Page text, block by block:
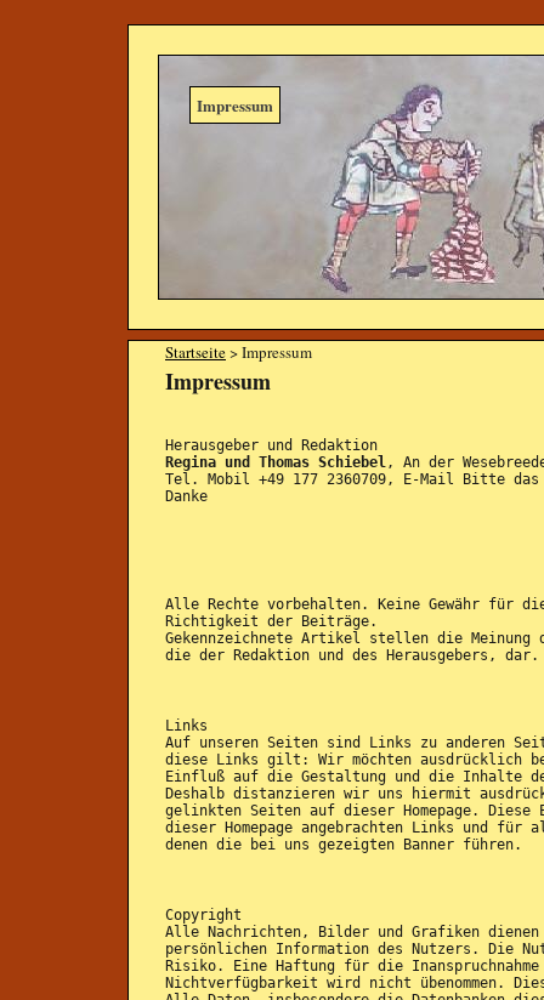
Impressum
Startseite> Impressum
Impressum
Herausgeber und Redaktion
Regina und Thomas Schiebel, An der
Tel. Mobil +49 177 2360709, E-Mail Bitte das
Danke
Alle Rechte vorbehalten. Keine Gewähr für
Richtigkeit der Beiträge.
Gekennzeichnete Artikel stellen die Meinung
die der Redaktion und des Herausgebers, dar.
Links
Auf unseren Seiten sind Links zu anderen
diese Links gilt: Wir möchten ausdrücklich
Einfluß auf die Gestaltung und die Inhalte
Deshalb distanzieren wir uns hiermit
gelinkten Seiten auf dieser Homepage.
dieser Homepage angebrachten Links und
denen die bei uns gezeigten Banner führen.
Copyright
Alle Nachrichten, Bilder und Grafiken
persönlichen Information des Nutzers. Die
Risiko. Eine Haftung für die
Nichtverfügbarkeit wird nicht übenommen.